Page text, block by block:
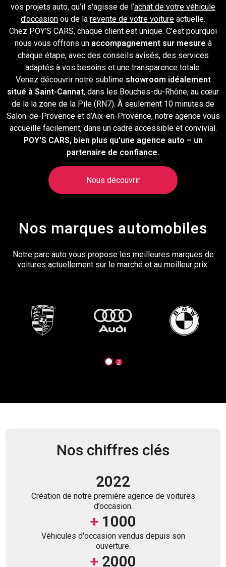
vos projets auto, qu’il s'agisse de l’achat de votre véhicule
d’occasion ou de la revente de votre voiture actuelle.
Chez POY’S CARS, chaque client est unique. C’est pourquoi
nous vous offrons un accompagnement sur mesure à
chaque étape, avec des conseils avisés, des services
adaptés à vos besoins et une transparence totale.
Venez découvrir notre sublime showroom idéalement
situé à Saint-Cannat, dans les Bouches-du-Rhône, au cœur
de la la zone de la Pile (RN7). À seulement 10 minutes de
Salon-de-Provence et d’Aix-en-Provence, notre agence vous
accueille facilement, dans un cadre accessible et convivial.
POY'S CARS, bien plus qu'une agence auto – un
partenaire de confiance.
Nous découvrir
Nos marques automobiles
Notre parc auto vous propose les meilleures marques de
voitures actuellement sur le marché et au meilleur prix.
1 2
Nos chiffres clés
2022
Création de notre première agence de voitures
d’occasion.
+ 1000
Véhicules d'occasion vendus depuis son
ouverture.
+ 2000